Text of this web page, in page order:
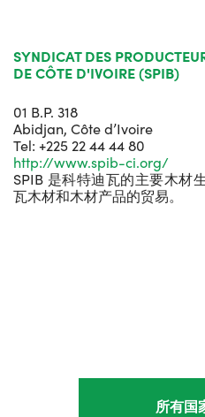
SYNDICAT DES
DE CÔTE D'IVOIRE (SPIB)
01 B.P. 318
Abidjan, Côte d’Ivoire
Tel: +225 22 44 44 80
http://www.spib-ci.org/
SPIB 是科特迪瓦的主要木材
瓦木材和木材产品的贸易。
所有国